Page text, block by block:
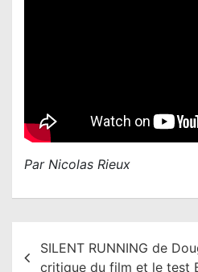
Par Nicolas Rieux
SILENT RUNNING de
critique du film et le test